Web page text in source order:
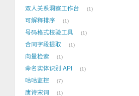
双人关系洞察工作台 1
可解释排序 1
号码格式校验工具 1
合同字段提取 1
向量检索 1
命名实体识别 API 1
咕咕监控 7
唐诗宋词 1